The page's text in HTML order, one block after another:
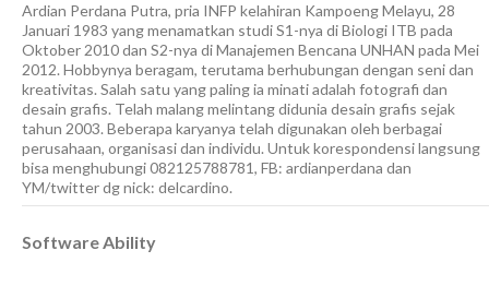
Ardian Perdana Putra, pria INFP kelahiran Kampoeng Melayu, 28
Januari 1983 yang menamatkan studi S1-nya di Biologi ITB pada
Oktober 2010 dan S2-nya di Manajemen Bencana UNHAN pada Mei
2012. Hobbynya beragam, terutama berhubungan dengan seni dan
kreativitas. Salah satu yang paling ia minati adalah fotografi dan
desain grafis. Telah malang melintang didunia desain grafis sejak
tahun 2003. Beberapa karyanya telah digunakan oleh berbagai
perusahaan, organisasi dan individu. Untuk korespondensi langsung
bisa menghubungi 082125788781, FB: ardianperdana dan
YM/twitter dg nick: delcardino.
Software Ability